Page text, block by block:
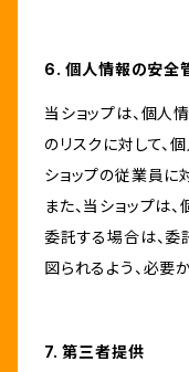
6. 個人情報の安全
当ショップは、個人
のリスクに対して、
ショップの従業員に
また、当ショップは
委託する場合は、
図られるよう、必要
7. 第三者提供